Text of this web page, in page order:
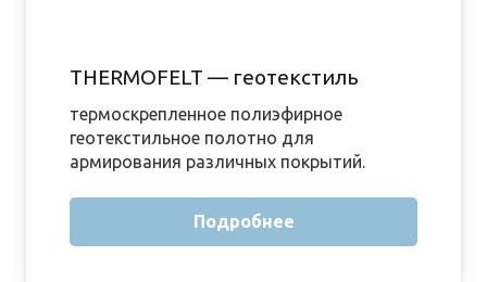
THERMOFELT — геотекстиль
термоскрепленное полиэфирное
геотекстильное полотно для
армирования различных покрытий.
Подробнее